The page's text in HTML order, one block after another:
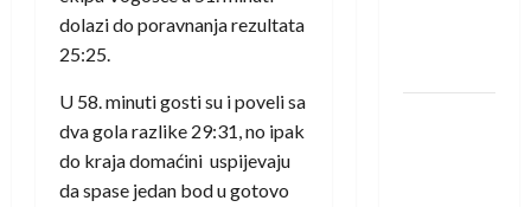
dolazi do poravnanja rezultata
25:25.
U 58. minuti gosti su i poveli sa
dva gola razlike 29:31, no ipak
do kraja domaćini uspijevaju
da spase jedan bod u gotovo